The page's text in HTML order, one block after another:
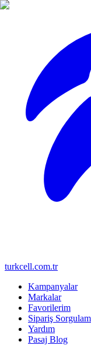
turkcell.com.tr
Kampanyalar
Markalar
Favorilerim
Sipariş
Yardım
Pasaj Blog